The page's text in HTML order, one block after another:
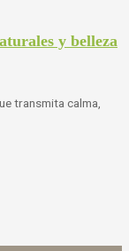
y belleza
transmita calma,